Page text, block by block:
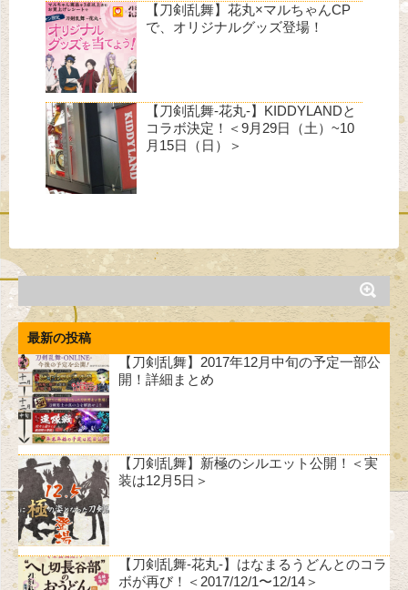
【刀剣乱舞】花丸×マルちゃんCP
で、オリジナルグッズ登場！
【刀剣乱舞-花丸-】KIDDYLANDと
コラボ決定！＜9月29日（土）~10
月15日（日）＞
最新の投稿
【刀剣乱舞】2017年12月中旬の予定一部公
開！詳細まとめ
【刀剣乱舞】新極のシルエット公開！＜実
装は12月5日＞
【刀剣乱舞-花丸-】はなまるうどんとのコラ
ボが再び！＜2017/12/1〜12/14＞